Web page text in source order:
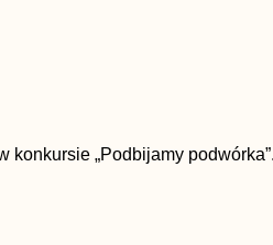
„Podbijamy